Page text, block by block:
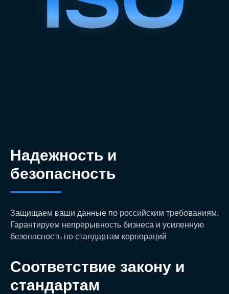
Надежность и
безопасность
Защищаем ваши данные по российским требованиям.
Гарантируем непрерывность бизнеса и усиленную
безопасность по стандартам корпораций
Соответствие закону и
стандартам